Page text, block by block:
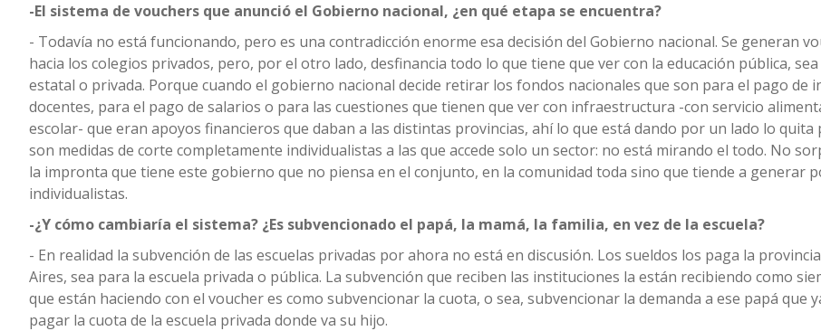
-El sistema de vouchers que anunció el Gobierno nacional, ¿en qué etapa se encuentra?
- Todavía no está funcionando, pero es una contradicción enorme esa decisión del Gobierno nacional. Se generan
hacia los colegios privados, pero, por el otro lado, desfinancia todo lo que tiene que ver con la educación pública,
estatal o privada. Porque cuando el gobierno nacional decide retirar los fondos nacionales que son para el pago de
docentes, para el pago de salarios o para las cuestiones que tienen que ver con infraestructura -con servicio
escolar- que eran apoyos financieros que daban a las distintas provincias, ahí lo que está dando por un lado lo quita
son medidas de corte completamente individualistas a las que accede solo un sector: no está mirando el todo. No
la impronta que tiene este gobierno que no piensa en el conjunto, en la comunidad toda sino que tiende a generar
individualistas.
-¿Y cómo cambiaría el sistema? ¿Es subvencionado el papá, la mamá, la familia, en vez de la escuela?
- En realidad la subvención de las escuelas privadas por ahora no está en discusión. Los sueldos los paga la
Aires, sea para la escuela privada o pública. La subvención que reciben las instituciones la están recibiendo como
que están haciendo con el voucher es como subvencionar la cuota, o sea, subvencionar la demanda a ese papá que
pagar la cuota de la escuela privada donde va su hijo.